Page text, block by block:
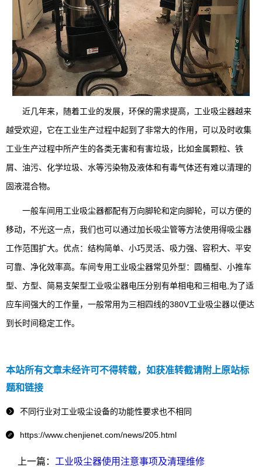
近几年来，随着工业的发展，环保的需求提高，工业吸尘器越来
越受欢迎，它在工业生产过程中起到了非常大的作用，可以及时收集
工业生产过程中所产生的各类无害和有害垃圾，比如金属颗粒、铁
屑、油污、化学垃圾、水等污染物及液体和有毒气体还有难以清理的
固液混合物。
一般车间用工业吸尘器都配有万向脚轮和定向脚轮，可以方便的
移动，不光这一点，我们也可以通过加长吸尘管等方法使用得吸尘器
工作范围扩大。优点：结构简单、小巧灵活、吸力强、容积大、平安
可靠、净化效率高。车间专用工业吸尘器常见外型：圆桶型、小推车
型、方型、简易支架型工业吸尘器电压分别有单相电和三相电,为了适
应车间强大的工作量，一般常用为三相四线的380V工业吸尘器以便达
到长时间稳定工作。
本站所有文章未经许可不得转载，如获准转截请附上原站标
题和链接
 不同行业对工业吸尘设备的功能性要求也不相同
 https://www.chenjienet.com/news/205.html
上一篇： 工业吸尘器使用注意事项及清理维修